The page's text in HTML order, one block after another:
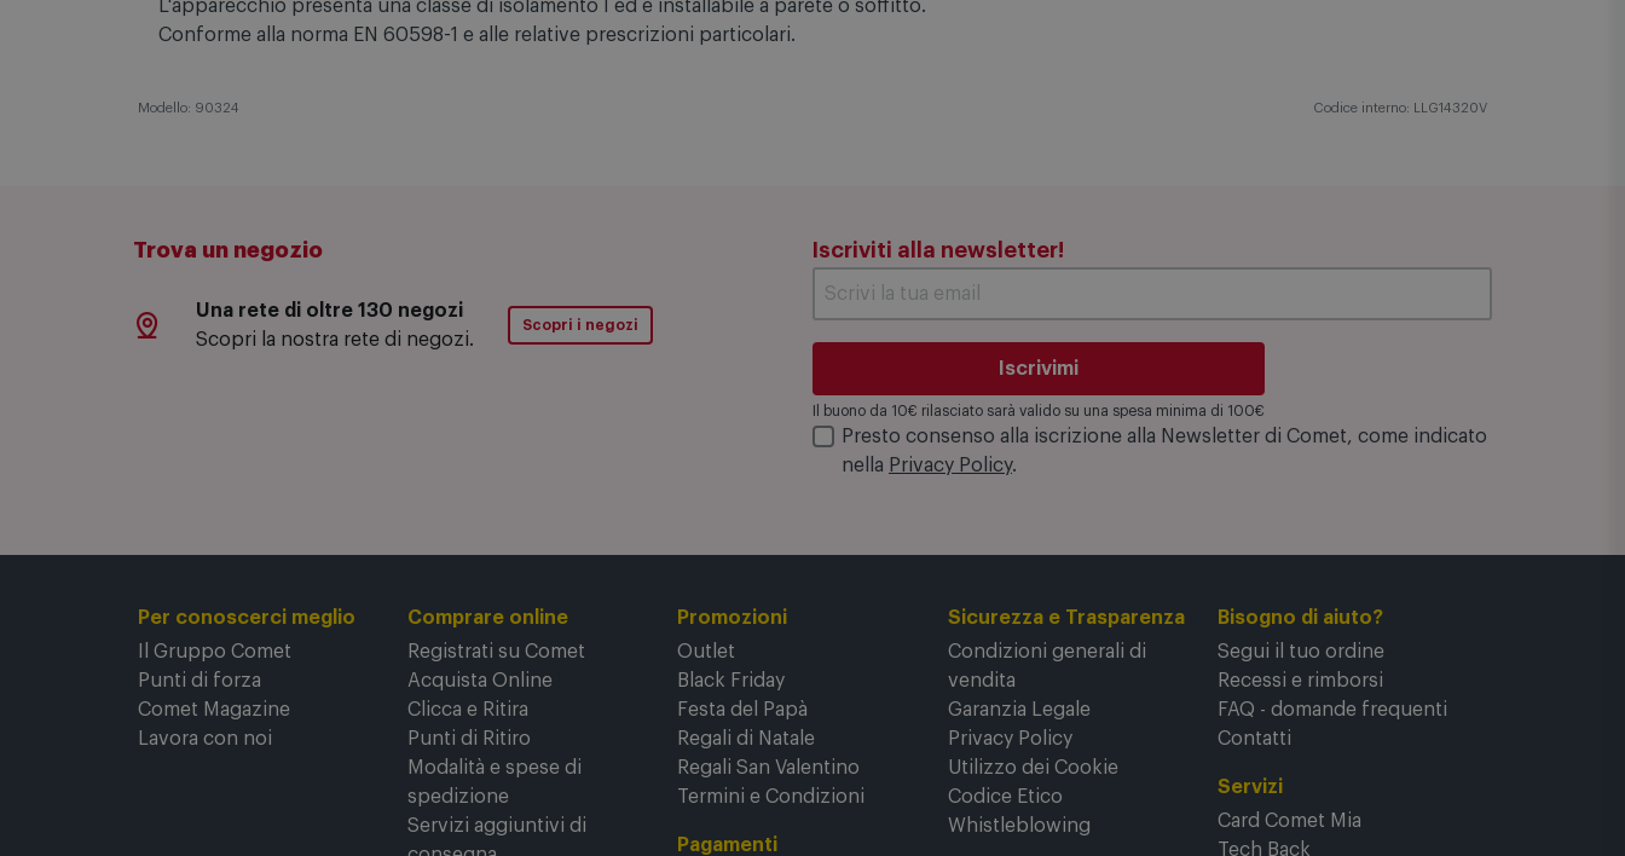
La potenza assorbita dall'apparecchio è di 30 W.
L'apparecchio presenta una classe di isolamento I ed è installabile a parete o soffitto.
Una rete di oltre 130 negozi
Iscriviti alla newsletter!
Iscrivimi
Il buono da 10€ rilasciato sarà valido su una spesa minima di 100€
Presto consenso alla iscrizione alla Newsletter di Comet, come indicato
Per conoscerci meglio
Il Gruppo Comet
Punti di forza
Comet Magazine
Comprare online
Registrati su Comet
Acquista Online
Clicca e Ritira
Punti di Ritiro
Modalità e spese di
spedizione
Promozioni
Outlet
Black Friday
Festa del Papà
Regali di Natale
Regali San Valentino
Termini e Condizioni
Sicurezza e Trasparenza
Condizioni generali di
vendita
Garanzia Legale
Privacy Policy
Utilizzo dei Cookie
Codice Etico
Bisogno di aiuto?
Segui il tuo ordine
Recessi e rimborsi
FAQ - domande frequenti
Contatti
Servizi